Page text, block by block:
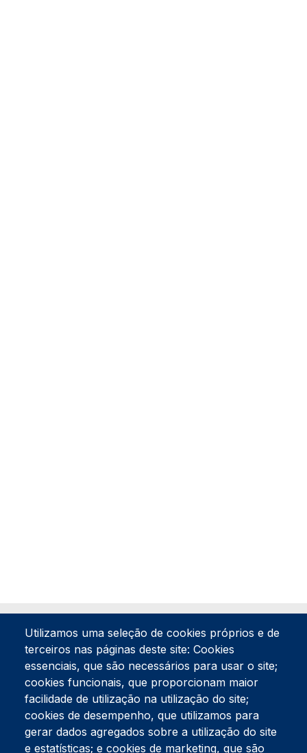
Tel:234 390 100Fax:234 390 100
Endereço Postal
Apartado 42
Utilizamos uma seleção de cookies próprios e de
terceiros nas páginas deste site: Cookies
essenciais, que são necessários para usar o site;
cookies funcionais, que proporcionam maior
facilidade de utilização na utilização do site;
cookies de desempenho, que utilizamos para
gerar dados agregados sobre a utilização do site
e estatísticas; e cookies de marketing, que são